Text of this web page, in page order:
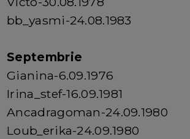
bb_yasmi-24.08.1983
Septembrie
Gianina-6.09.1976
Irina_stef-16.09.1981
Ancadragoman-24.09.1980
Loub_erika-24.09.1980